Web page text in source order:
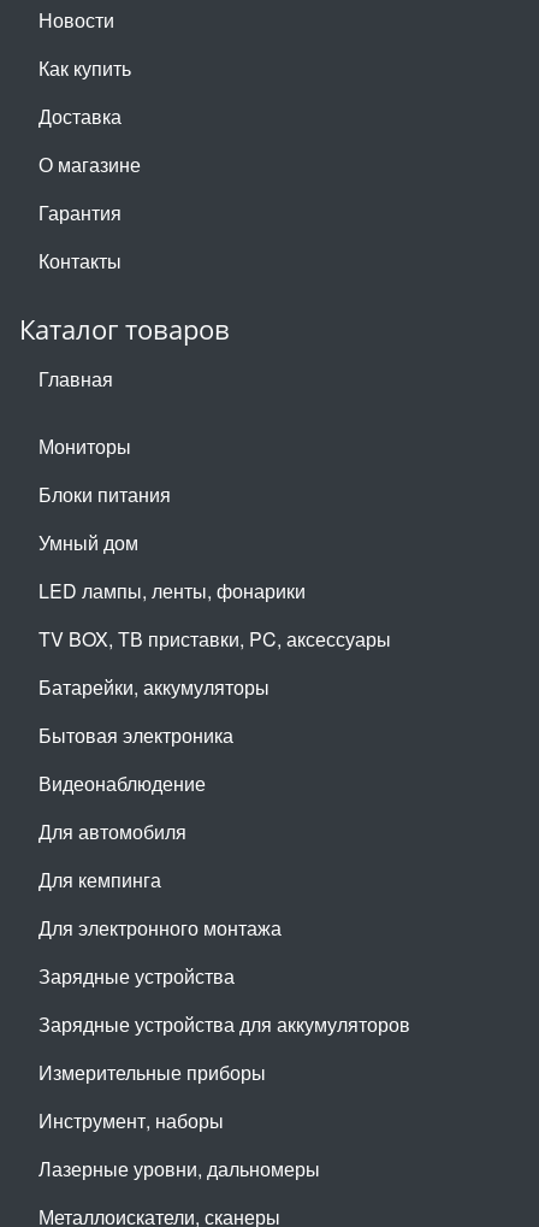
Новости
Как купить
Доставка
О магазине
Гарантия
Контакты
Каталог товаров
Главная
Мониторы
Блоки питания
Умный дом
LED лампы, ленты, фонарики
TV BOX, ТВ приставки, PC, аксессуары
Батарейки, аккумуляторы
Бытовая электроника
Видеонаблюдение
Для автомобиля
Для кемпинга
Для электронного монтажа
Зарядные устройства
Зарядные устройства для аккумуляторов
Измерительные приборы
Инструмент, наборы
Лазерные уровни, дальномеры
Металлоискатели, сканеры